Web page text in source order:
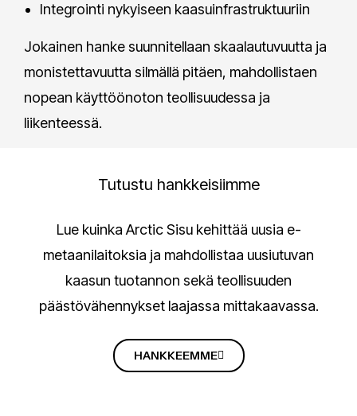
Integrointi nykyiseen kaasuinfrastruktuuriin
Jokainen hanke suunnitellaan skaalautuvuutta ja
monistettavuutta silmällä pitäen, mahdollistaen
nopean käyttöönoton teollisuudessa ja
liikenteessä.
Tutustu hankkeisiimme
Lue kuinka Arctic Sisu kehittää uusia e-
metaanilaitoksia ja mahdollistaa uusiutuvan
kaasun tuotannon sekä teollisuuden
päästövähennykset laajassa mittakaavassa.
HANKKEEMME